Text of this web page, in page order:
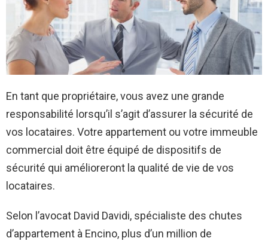
En tant que propriétaire, vous avez une grande
responsabilité lorsqu’il s’agit d’assurer la sécurité de
vos locataires. Votre appartement ou votre immeuble
commercial doit être équipé de dispositifs de
sécurité qui amélioreront la qualité de vie de vos
locataires.
Selon l’avocat David Davidi, spécialiste des chutes
d’appartement à Encino, plus d’un million de